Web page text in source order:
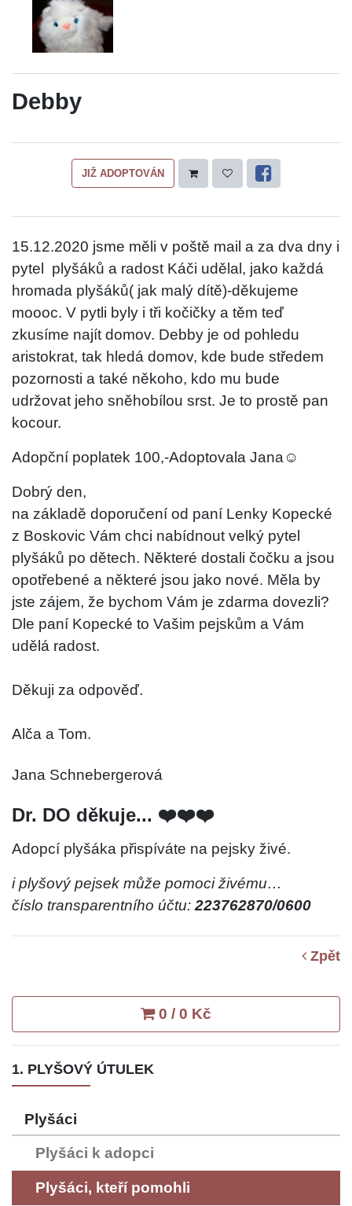
Debby
JIŽ ADOPTOVÁN
15.12.2020 jsme měli v poště mail a za dva dny i
pytel
plyšáků a radost Káči udělal, jako každá
hromada plyšáků( jak malý dítě)-děkujeme
moooc. V pytli byly i tři kočičky a těm teď
zkusíme najít domov. Debby je od pohledu
aristokrat, tak hledá domov, kde bude středem
pozornosti a také někoho, kdo mu bude
udržovat jeho sněhobílou srst. Je to prostě pan
kocour.
Adopční poplatek 100,-Adoptovala Jana☺️
Dobrý den,
na základě doporučení od paní Lenky Kopecké
z Boskovic Vám chci nabídnout velký pytel
plyšáků po dětech. Některé dostali čočku a jsou
opotřebené a některé jsou jako nové. Měla by
jste zájem, že bychom Vám je zdarma dovezli?
Dle paní Kopecké to Vašim pejskům a Vám
udělá radost.
Děkuji za odpověď.
Alča a Tom.
Jana Schnebergerová
Dr. DO děkuje... ❤️❤️❤️
Adopcí plyšáka přispíváte na pejsky živé.
i plyšový pejsek může pomoci živému…
číslo transparentního účtu:223762870/0600
Zpět
0 / 0 Kč
1. PLYŠOVÝ ÚTULEK
Plyšáci
Plyšáci k adopci
Plyšáci, kteří pomohli